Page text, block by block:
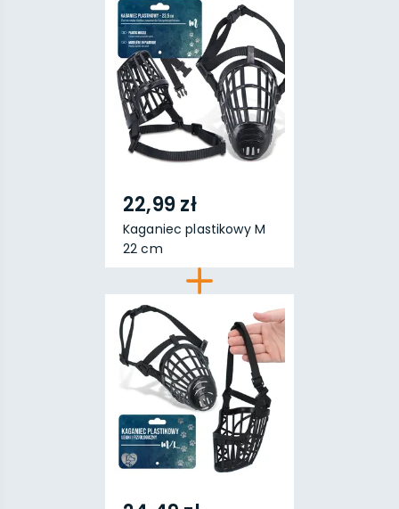
22,99 zł
Kaganiec plastikowy M
22 cm